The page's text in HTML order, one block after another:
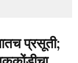
प्रसूती;